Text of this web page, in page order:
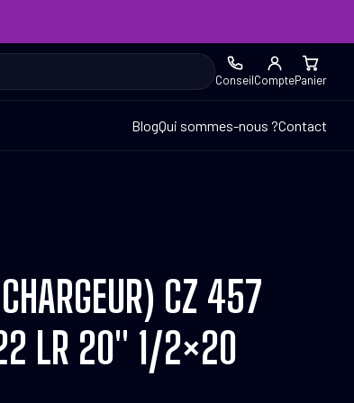
ConseilComptePanier
BlogQui sommes-nous ?Contact
CZ 457
LR 20″ 1/2×20